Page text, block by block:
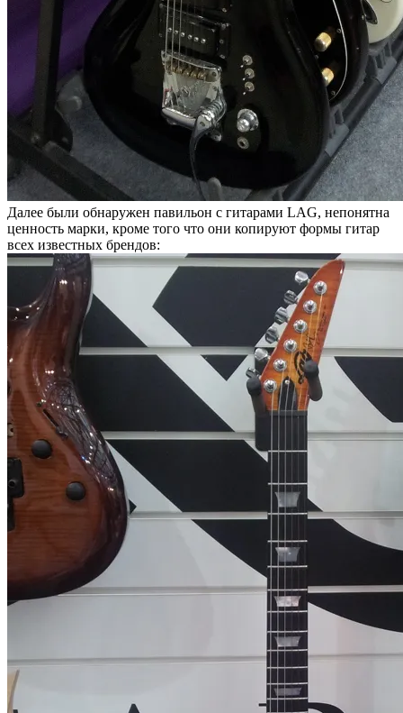
Далее были обнаружен павильон с гитарами LAG, непонятна
ценность марки, кроме того что они копируют формы гитар
всех известных брендов: